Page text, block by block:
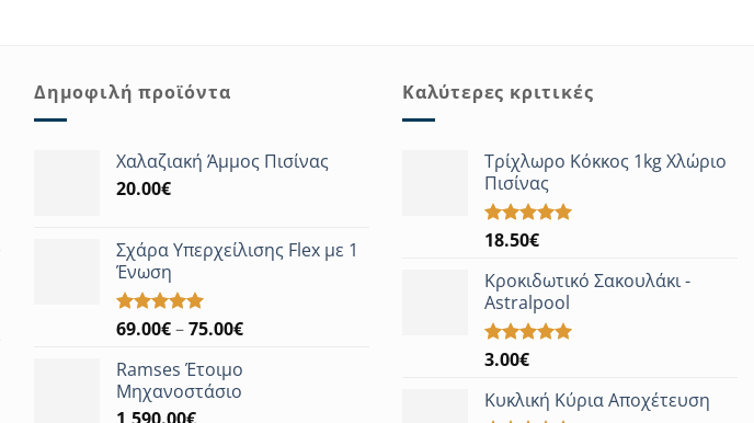
Δημοφιλή προϊόντα
Χαλαζιακή Άμμος Πισίνας
20.00€
Σχάρα Υπερχείλισης Flex με 1
Ένωση
Βαθμολογήθηκε
από 5
69.00€–75.00€Price
Ramses Έτοιμο
Μηχανοστάσιο
Καλύτερες κριτικές
Τρίχλωρο Κόκκος 1kg Χλώριο
Πισίνας
Βαθμολογήθηκε
από 5
18.50€
Κροκιδωτικό Σακουλάκι -
Astralpool
Βαθμολογήθηκε
από 5
3.00€
Κυκλική Κύρια Αποχέτευση